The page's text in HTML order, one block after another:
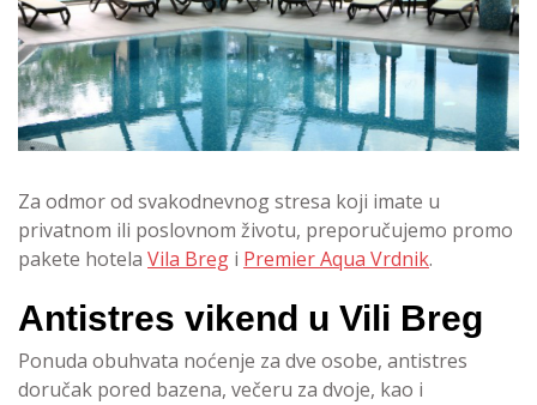
Za odmor od svakodnevnog stresa koji imate u
privatnom ili poslovnom životu, preporučujemo promo
pakete hotela Vila Breg i Premier Aqua Vrdnik.
Antistres vikend u Vili Breg
Ponuda obuhvata noćenje za dve osobe, antistres
doručak pored bazena, večeru za dvoje, kao i